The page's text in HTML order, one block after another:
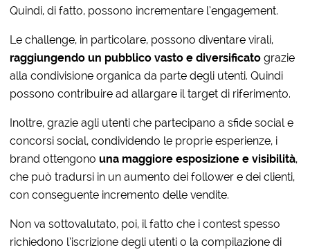
Quindi, di fatto, possono incrementare l’engagement.
Le challenge, in particolare, possono diventare virali,
raggiungendo un pubblico vasto e diversificato grazie
alla condivisione organica da parte degli utenti. Quindi
possono contribuire ad allargare il target di riferimento.
Inoltre, grazie agli utenti che partecipano a sfide social e
concorsi social, condividendo le proprie esperienze, i
brand ottengonouna maggiore esposizione e visibilità,
che può tradursi in un aumento dei follower e dei clienti,
con conseguente incremento delle vendite.
Non va sottovalutato, poi, il fatto che i contest spesso
richiedono l’iscrizione degli utenti o la compilazione di